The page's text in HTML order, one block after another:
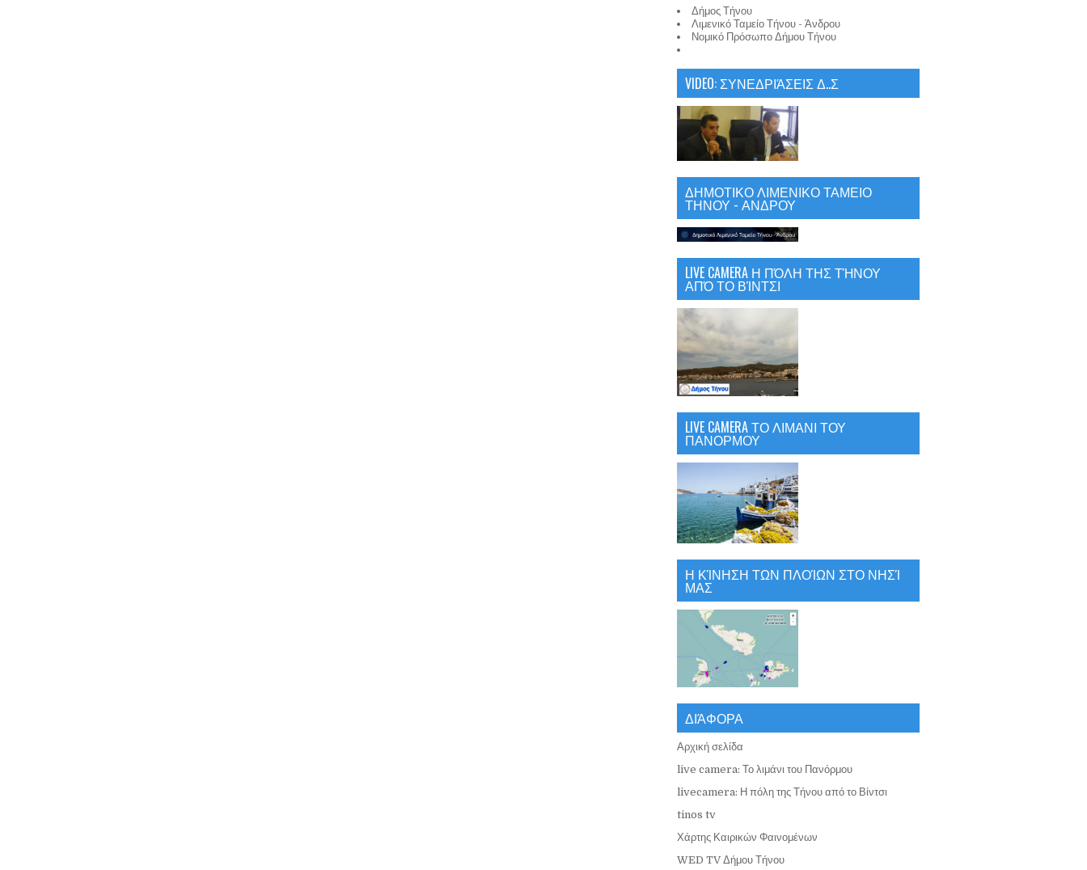
Δήμος Τήνου
Λιμενικό Ταμείο Τήνου - Άνδρου
Νομικό Πρόσωπο Δήμου Τήνου
VIDEO: ΣΥΝΕΔΡΙΆΣΕΙΣ Δ..Σ
ΔΗΜΟΤΙΚΟ ΛΙΜΕΝΙΚΟ ΤΑΜΕΙΟ
ΤΗΝΟΥ - ΑΝΔΡΟΥ
LIVE CAMERA Η ΠΌΛΗ ΤΗΣ ΤΉΝΟΥ
ΑΠΌ ΤΟ ΒΊΝΤΣΙ
LIVE CAMERA ΤΟ ΛΙΜΑΝΙ ΤΟΥ
ΠΑΝΟΡΜΟΥ
Η ΚΊΝΗΣΗ ΤΩΝ ΠΛΟΊΩΝ ΣΤΟ ΝΗΣΊ
ΜΑΣ
ΔΙΆΦΟΡΑ
Αρχική σελίδα
live camera: Το λιμάνι του Πανόρμου
livecamera: Η πόλη της Τήνου από το Βίντσι
tinos tv
Χάρτης Καιρικών Φαινομένων
WED TV Δήμου Τήνου